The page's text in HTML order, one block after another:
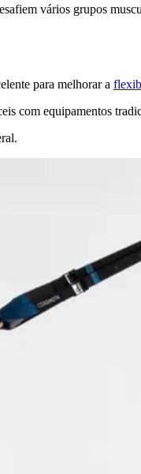
vários grupos
para melhorar a
com equipamentos